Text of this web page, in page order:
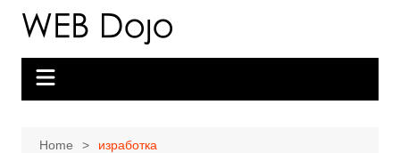
Skip
content
Home изработка